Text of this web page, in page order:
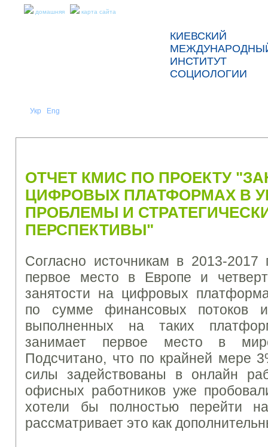
домашняя карта сайта
КИЕВСКИЙ
ИНСТИТУТ
СОЦИОЛОГИИ
Укр Eng
ОТЧЕТ КМИС ПО ПРОЕКТУ
ЦИФРОВЫХ ПЛАТФОРМАХ В
ПРОБЛЕМЫ И
ПЕРСПЕКТИВЫ"
Согласно источникам в 2013-2017
первое место в Европе и
занятости на цифровых
по сумме финансовых потоков и
выполненных на таких
занимает первое место в
Подсчитано, что по крайней мере
силы задействованы в онлайн
офисных работников уже
хотели бы полностью перейти
рассматривает это как